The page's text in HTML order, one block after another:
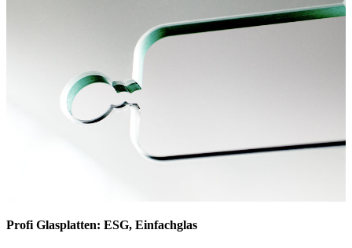
Profi Glasplatten: ESG, Einfachglas